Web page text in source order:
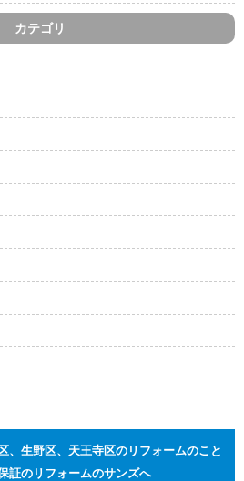
カテゴリ
、生野区、天王寺区のリフォームのこと
証のリフォームのサンズへ